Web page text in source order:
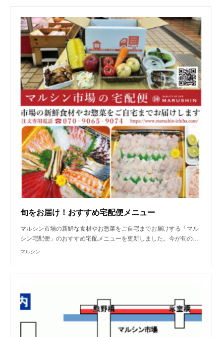
旬をお届け！おすすめ宅配便メニュー
マルシン市場の新鮮な食材やお惣菜をご自宅までお届けする「マル
シン宅配便」のおすすめ宅配メニューを更新しました。今が旬の…
マルシン